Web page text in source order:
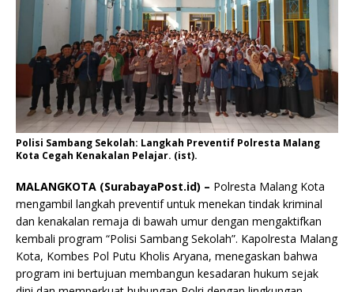
Polisi Sambang Sekolah: Langkah Preventif Polresta Malang
Kota Cegah Kenakalan Pelajar. (ist).
MALANGKOTA (SurabayaPost.id) – Polresta Malang Kota
mengambil langkah preventif untuk menekan tindak kriminal
dan kenakalan remaja di bawah umur dengan mengaktifkan
kembali program “Polisi Sambang Sekolah”. Kapolresta Malang
Kota, Kombes Pol Putu Kholis Aryana, menegaskan bahwa
program ini bertujuan membangun kesadaran hukum sejak